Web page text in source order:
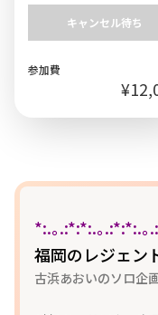
キャンセル待ち
参加費
*:.｡.:*:*:.｡.:*:*:.｡
福岡のレジェン
古浜あおいのソロ企